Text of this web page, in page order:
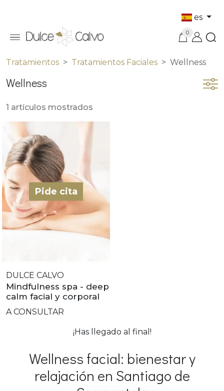
es
0
Tratamientos Tratamientos Faciales Wellness
Wellness
1 artículos mostrados
Pide cita
DULCE CALVO
Mindfulness spa - deep
calm facial y corporal
A CONSULTAR
¡Has llegado al final!
Wellness facial: bienestar y
relajación en Santiago de